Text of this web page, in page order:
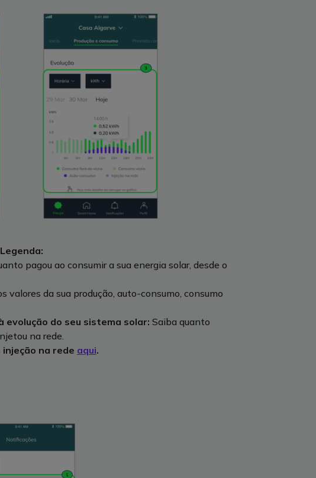
Legenda:
pagou ao consumir a sua energia solar, desde o
valores da sua produção, auto-consumo, consumo
do seu sistema solar: Saiba quanto
na rede.
na rede aqui.